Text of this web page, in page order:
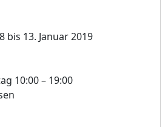
bis 13. Januar 2019
10:00 – 19:00